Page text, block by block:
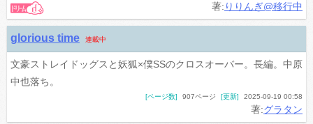
著: りりんぎ@移行中
glorious time 連載中
文豪ストレイドッグスと妖狐×僕SSのクロスオーバー。長編。中原
中也落ち。
著:グラタン
[ページ数] 907ページ [更新] 2025-09-19 00:58